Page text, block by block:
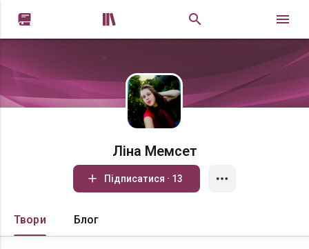
 
Ліна Мемсет
Підписатися · 13
Твори Блог